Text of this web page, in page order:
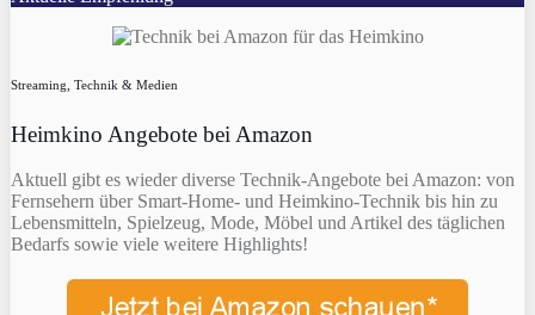
Streaming, Technik & Medien
Heimkino Angebote bei Amazon
Aktuell gibt es wieder diverse Technik-Angebote bei Amazon: von
Fernsehern über Smart-Home- und Heimkino-Technik bis hin zu
Lebensmitteln, Spielzeug, Mode, Möbel und Artikel des täglichen
Bedarfs sowie viele weitere Highlights!